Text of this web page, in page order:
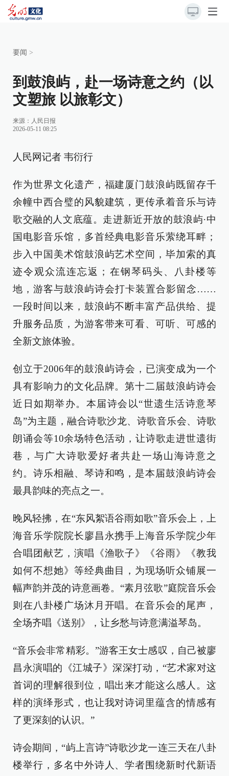
要闻 >
到鼓浪屿，赴一场诗意之约（以
文塑旅 以旅彰文）
来源： 人民日报
2026-05-11 08:25
人民网记者 韦衍行
作为世界文化遗产，福建厦门鼓浪屿既留存千
余幢中西合璧的风貌建筑，更传承着音乐与诗
歌交融的人文底蕴。走进新近开放的鼓浪屿·中
国电影音乐馆，多首经典电影音乐萦绕耳畔；
步入中国美术馆鼓浪屿艺术空间，毕加索的真
迹令观众流连忘返；在钢琴码头、八卦楼等
地，游客与鼓浪屿诗会打卡装置合影留念……
一段时间以来，鼓浪屿不断丰富产品供给、提
升服务品质，为游客带来可看、可听、可感的
全新文旅体验。
创立于2006年的鼓浪屿诗会，已演变成为一个
具有影响力的文化品牌。第十二届鼓浪屿诗会
近日如期举办。本届诗会以“世遗生活诗意琴
岛”为主题，融合诗歌沙龙、诗歌音乐会、诗歌
朗诵会等10余场特色活动，让诗歌走进世遗街
巷，与广大诗歌爱好者共赴一场山海诗意之
约。诗乐相融、琴诗和鸣，是本届鼓浪屿诗会
最具韵味的亮点之一。
晚风轻拂，在“东风絮语谷雨如歌”音乐会上，上
海音乐学院院长廖昌永携手上海音乐学院少年
合唱团献艺，演唱《渔歌子》《谷雨》《教我
如何不想她》等经典曲目，为现场听众铺展一
幅声韵并茂的诗意画卷。“素月弦歌”庭院音乐会
则在八卦楼广场沐月开唱。在音乐会的尾声，
全场齐唱《送别》，让乡愁与诗意满溢琴岛。
“音乐会非常精彩。”游客王女士感叹，自己被廖
昌永演唱的《江城子》深深打动，“艺术家对这
首词的理解很到位，唱出来才能这么感人。这
样的演绎形式，也让我对诗词里蕴含的情感有
了更深刻的认识。”
诗会期间，“屿上言诗”诗歌沙龙一连三天在八卦
楼举行，多名中外诗人、学者围绕新时代新语